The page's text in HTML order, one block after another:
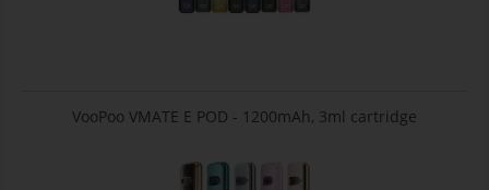
VooPoo VMATE E POD - 1200mAh, 3ml cartridge